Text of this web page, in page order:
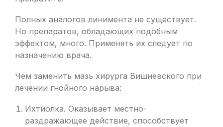
Полных аналогов линимента не существует.
Но препаратов, обладающих подобным
эффектом, много. Применять их следует по
назначению врача.
Чем заменить мазь хирурга Вишневского при
лечении гнойного нарыва:
Ихтиолка. Оказывает местно-
раздражающее действие, способствует